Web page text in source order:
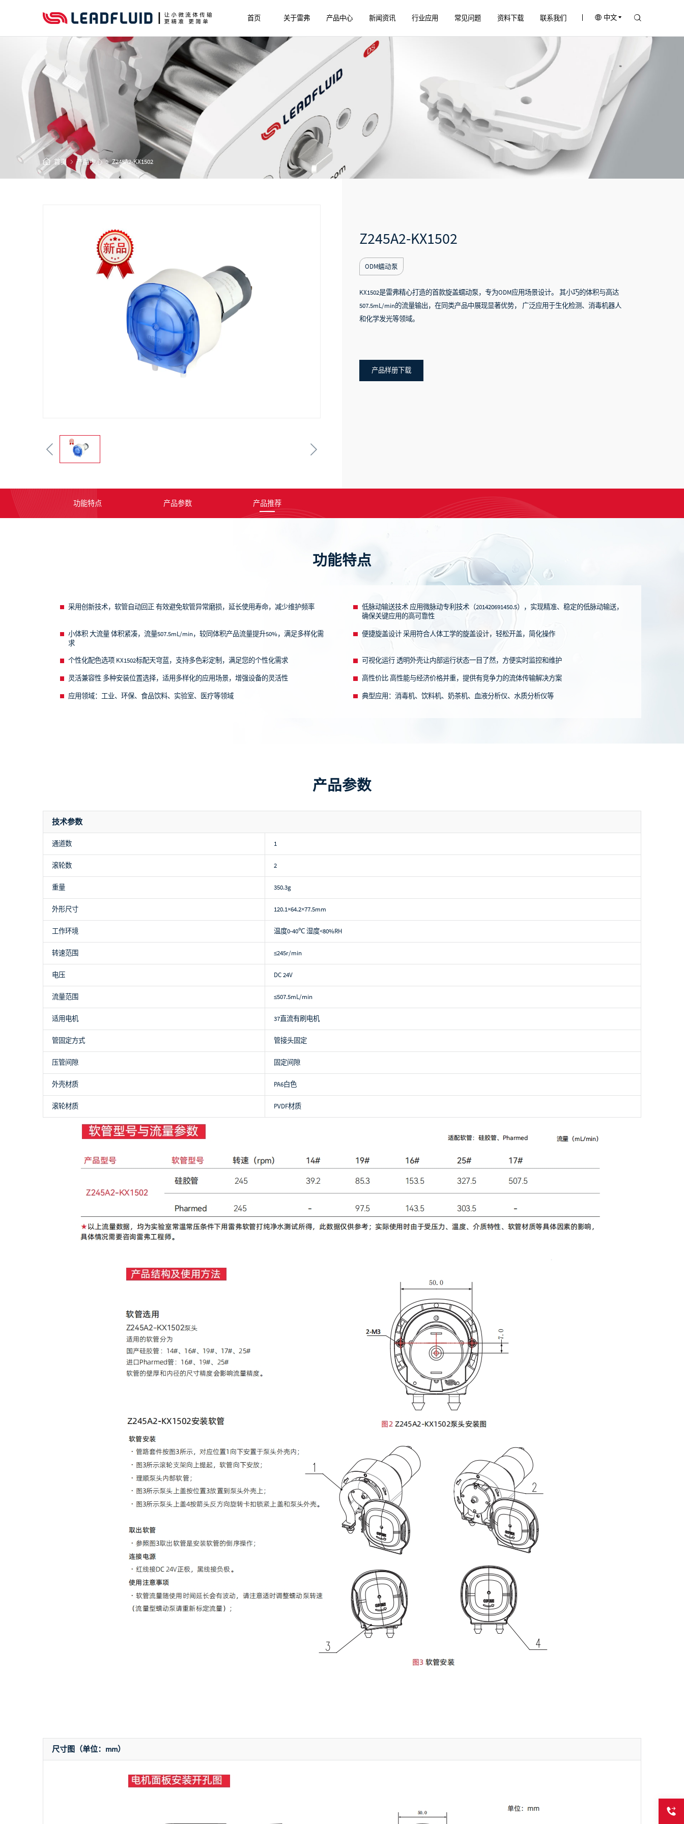
首页 关于雷弗 产品中心 新闻资讯 行业应用 常见问题 资料下载 联系我们 中文
首页 产品中心 Z245A2-KX1502
Z245A2-KX1502
ODM蠕动泵
KX1502是雷弗精心打造的首款旋盖蠕动泵，专为ODM应用场景设计。 其小巧的体积与高达
507.5mL/min的流量输出，在同类产品中展现显著优势， 广泛应用于生化检测、消毒机器人
和化学发光等领域。
产品样册下载
功能特点 产品参数 产品推荐
功能特点
采用创新技术，软管自动回正有效避免软管异常磨损，延长使用寿命，减少维护频率 低脉动输送技术 应用微脉动专利技术（201420691450.5），实现精准、稳定的低脉动输送，
确保关键应用的高可靠性
小体积 大流量体积紧凑，流量507.5mL/min，较同体积产品流量提升50%，满足多样化需
求
便捷旋盖设计采用符合人体工学的旋盖设计，轻松开盖，简化操作
个性化配色选项 KX1502标配天穹蓝，支持多色彩定制，满足您的个性化需求 可视化运行透明外壳让内部运行状态一目了然，方便实时监控和维护
灵活兼容性 多种安装位置选择，适用多样化的应用场景，增强设备的灵活性 高性价比高性能与经济价格并重，提供有竞争力的流体传输解决方案
应用领域： 工业、环保、食品饮料、实验室、医疗等领域 典型应用： 消毒机、饮料机、奶茶机、血液分析仪、水质分析仪等
产品参数
技术参数
通道数 1
滚轮数 2
重量 350.3g
外形尺寸 120.1×64.2×77.5mm
工作环境 温度0-40℃ 湿度<80%RH
转速范围 ≤245r/min
电压 DC 24V
流量范围 ≤507.5mL/min
适用电机 37直流有刷电机
管固定方式 管接头固定
压管间隙 固定间隙
外壳材质 PA6白色
滚轮材质 PVDF材质
尺寸图（单位：mm）